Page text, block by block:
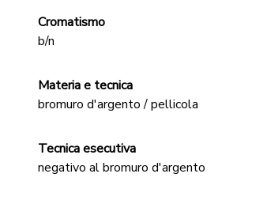
Cromatismo
b/n
Materia e tecnica
bromuro d'argento / pellicola
Tecnica esecutiva
negativo al bromuro d'argento